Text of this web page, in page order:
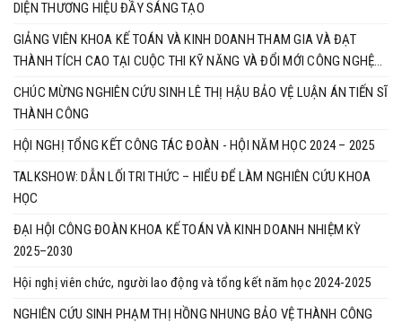
DIỆN THƯƠNG HIỆU ĐẦY SÁNG TẠO
GIẢNG VIÊN KHOA KẾ TOÁN VÀ KINH DOANH THAM GIA VÀ ĐẠT
THÀNH TÍCH CAO TẠI CUỘC THI KỸ NĂNG VÀ ĐỔI MỚI CÔNG NGHỆ
BRICS 2025
CHÚC MỪNG NGHIÊN CỨU SINH LÊ THỊ HẬU BẢO VỆ LUẬN ÁN TIẾN SĨ
THÀNH CÔNG
HỘI NGHỊ TỔNG KẾT CÔNG TÁC ĐOÀN - HỘI NĂM HỌC 2024 – 2025
TALKSHOW: DẪN LỐI TRI THỨC – HIỂU ĐỂ LÀM NGHIÊN CỨU KHOA
HỌC
ĐẠI HỘI CÔNG ĐOÀN KHOA KẾ TOÁN VÀ KINH DOANH NHIỆM KỲ
2025–2030
Hội nghị viên chức, người lao động và tổng kết năm học 2024-2025
NGHIÊN CỨU SINH PHẠM THỊ HỒNG NHUNG BẢO VỆ THÀNH CÔNG